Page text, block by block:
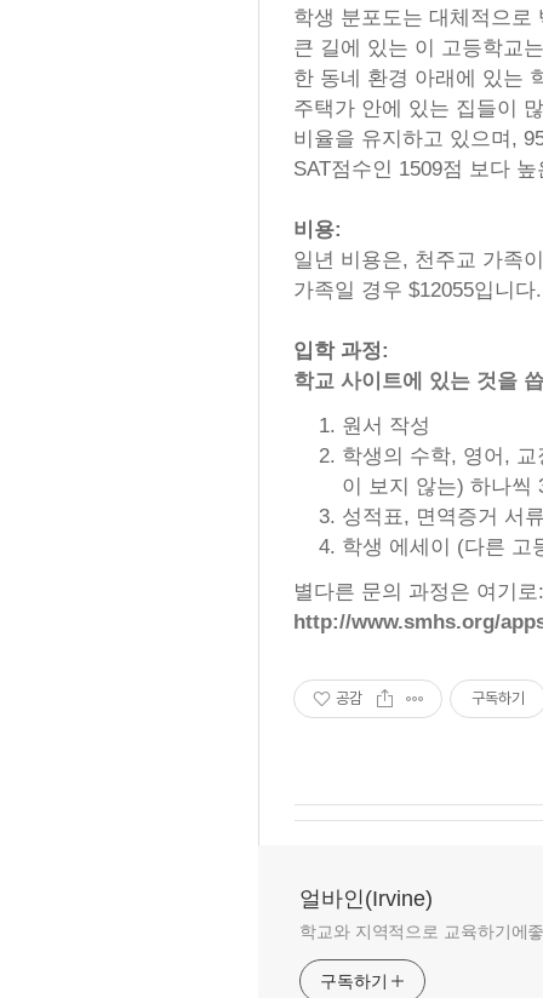
학생 분포도는 대체적으로
큰 길에 있는 이 고등학교
한 동네 환경 아래에 있는
주택가 안에 있는 집들이
비율을 유지하고 있으며,
SAT점수인 1509점 보다
비용:
일년 비용은, 천주교 가족
가족일 경우 $12055입니다.
입학 과정:
학교 사이트에 있는 것을
원서 작성
학생의 수학, 영어,
이 보지 않는) 하나씩
성적표, 면역증거 서
학생 에세이 (다른 고
별다른 문의 과정은 여기로:
http://www.smhs.org/
공감 구독하기
얼바인(Irvine)
학교와 지역적으로 교육하기에
구독하기